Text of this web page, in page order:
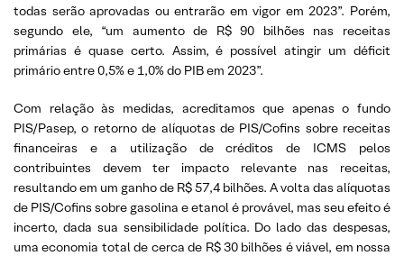
todas serão aprovadas ou entrarão em vigor em 2023”. Porém,
segundo ele, “um aumento de R$ 90 bilhões nas receitas
primárias é quase certo. Assim, é possível atingir um déficit
primário entre 0,5% e 1,0% do PIB em 2023”.
Com relação às medidas, acreditamos que apenas o fundo
PIS/Pasep, o retorno de alíquotas de PIS/Cofins sobre receitas
financeiras e a utilização de créditos de ICMS pelos
contribuintes devem ter impacto relevante nas receitas,
resultando em um ganho de R$ 57,4 bilhões. A volta das alíquotas
de PIS/Cofins sobre gasolina e etanol é provável, mas seu efeito é
incerto, dada sua sensibilidade política. Do lado das despesas,
uma economia total de cerca de R$ 30 bilhões é viável, em nossa